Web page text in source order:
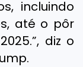
incluindo
até o pôr
diz o